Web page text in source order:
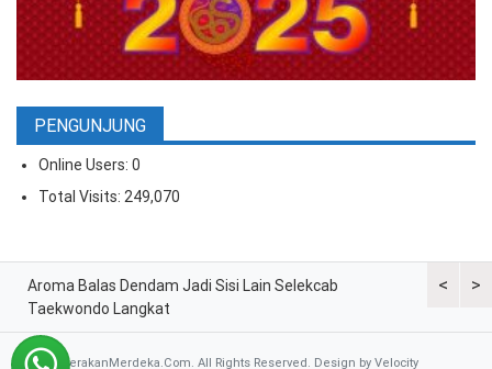
PENGUNJUNG
Online Users: 0
Total Visits: 249,070
<
Aroma Balas Dendam Jadi Sisi Lain Selekcab
Taekwondo Langkat
>
© 2026 GerakanMerdeka.Com. All Rights Reserved. Design by Velocity